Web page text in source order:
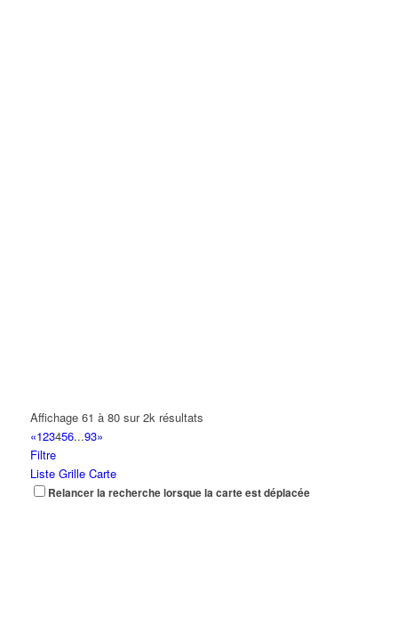
Affichage 61 à 80 sur 2k résultats
«123456...93»
Filtre
Liste Grille Carte
Relancer la recherche lorsque la carte est déplacée